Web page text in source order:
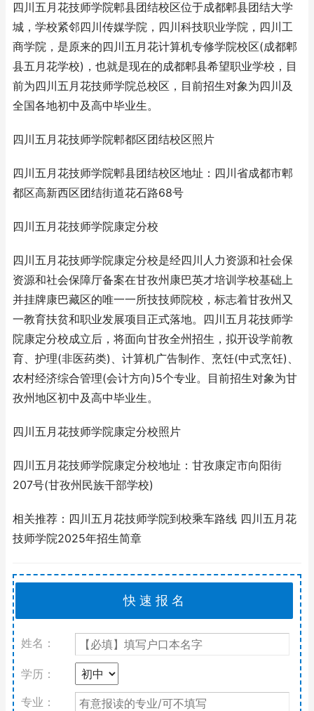
四川五月花技师学院郫县团结校区位于成都郫县团结大学
城，学校紧邻四川传媒学院，四川科技职业学院，四川工
商学院，是原来的四川五月花计算机专修学院校区(成都郫
县五月花学校)，也就是现在的成都郫县希望职业学校，目
前为四川五月花技师学院总校区，目前招生对象为四川及
全国各地初中及高中毕业生。
四川五月花技师学院郫都区团结校区照片
四川五月花技师学院郫县团结校区地址：四川省成都市郫
都区高新西区团结街道花石路68号
四川五月花技师学院康定分校
四川五月花技师学院康定分校是经四川人力资源和社会保
资源和社会保障厅备案在甘孜州康巴英才培训学校基础上
并挂牌康巴藏区的唯一一所技技师院校，标志着甘孜州又
一教育扶贫和职业发展项目正式落地。四川五月花技师学
院康定分校成立后，将面向甘孜全州招生，拟开设学前教
育、护理(非医药类)、计算机广告制作、烹饪(中式烹饪)、
农村经济综合管理(会计方向)5个专业。目前招生对象为甘
孜州地区初中及高中毕业生。
四川五月花技师学院康定分校照片
四川五月花技师学院康定分校地址：甘孜康定市向阳街
207号(甘孜州民族干部学校)
相关推荐：四川五月花技师学院到校乘车路线‍ 四川五月花
技师学院2025年招生简章
姓名：
学历：
专业：